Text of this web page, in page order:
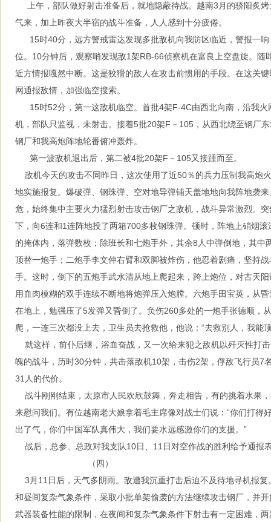
上午，部队做好射击准备后，就地隐蔽待战。越南3月的骄阳炙
气来，加上昨夜大半宿的战斗准备，人人感到十分疲倦。
15时40分，远方警戒雷达发现多批敌机向我防区临近，警报一响
位。10分钟后，观察哨发现敌1架RB-66侦察机在富良上空盘旋。随
近方情报嘎然中断。这是狡猾的敌人在攻击前惯用的手段。在这关
网通报敌情，加强临空搜索。
15时52分，第一这敌机临空。首批4架F-4C由西北向南，沿我火
机，部队只监视，未射击。接着5批20架F－105，从西北绕至钢厂
钢厂和我高炮阵地轮番俯冲轰炸。
第一波敌机退出后，第二被4批20架F－105又接踵而至。
敌机今天的攻击不同昨日，这次使用了近50％的兵力压制我高炮
地实施报复。爆破弹、钢珠弹、空对地导弹铺天盖地地向我阵地袭
危，始终集中主要火力猛烈射击攻击钢厂之敌机，战斗异常激烈。
下，向6连和1连阵地投了两箱700多枚钢珠弹。顿时，阵地上硝烟
的掩体内，落弹数枚；除班长和七炮手外，其余8人中弹倒地，其中
顶替一炮手；二炮手李文仲右臂和双脚被炸伤，他忍着剧痛，坚持
手。这时，倒下的五炮手武水清从地上爬起来，跨上炮位，对古天阳
用血肉模糊的双手连续不断地将炮弹压入炮膛。六炮手田宝英，从
在地上，勉强压了5发弹又昏倒了。负伤260多处的一炮手张德顺，
爬，一连三次都没上去，卫生员去抢救他，他说：“去救别人，我能
就这样，前仆后继，浴血奋战，又一次给来犯之敌机以歼灭性打
魄的战斗，历时30分钟，共击落敌机10架，击伤2架，俘敌飞行员7
31人的代价。
战斗刚刚结束，太原市人民欢欣鼓舞，奔走相告，有的挑着水果
来慰问我们。有位越南老大娘拿着毛主席像对战士们说：“你们打得
出了气，你们中国军队真伟大，我们要水远感激你们的支援。”
战后，总参、总政对我支队10日、11日对空作战的胜利给予通报
（四）
3月11日后，天气多阴雨。敌遭我沉重打击后迫不及待地寻机报复
和昼间复杂气象条件，采取小批单架偷袭的方法继续攻击钢厂，并
武器装备性能的限制，在夜间和复杂气象条件下射击有一定困难，